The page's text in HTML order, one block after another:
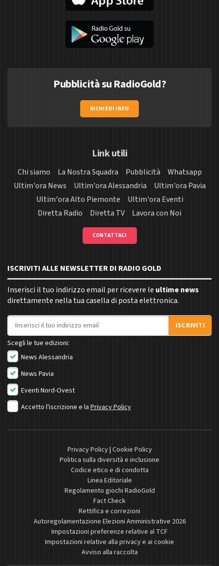
Pubblicità su RadioGold?
RICHIEDI INFO
Link utili
Chi siamo La Nostra Squadra Pubblicità
Whatsapp
Ultim'ora News
Ultim'ora Alessandria
Ultim'ora Pavia
Ultim'ora Alto Piemonte
Ultim'ora Eventi
Diretta Radio
Diretta TV Lavora con Noi
CONTATTACI
ISCRIVITI ALLE NEWSLETTER DI RADIO GOLD
Inserisci il tuo indirizzo email per ricevere le ultime news
direttamente nella tua casella di posta elettronica.
Indirizzo email
ISCRIVITI
Scegli le tue edizioni:
News Alessandria
News Pavia
Eventi Nord-Ovest
Accetto l'iscrizione e la Privacy Policy
Privacy Policy| Cookie Policy
Politica sulla diversità e inclusione
Codice etico e di condotta
Linea Editoriale
Regolamento giochi RadioGold
Fact Check
Rettifica e correzioni
Autoregolamentazione Elezioni Amministrative 2026
Impostazioni preferenze relative al TCF
Impostazioni relative alla privacy e ai cookie
Avviso alla raccolta